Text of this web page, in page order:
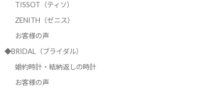
TISSOT（ティソ）
ZENITH（ゼニス）
お客様の声
◆BRIDAL（ブライダル）
婚約時計・結納返しの時計
お客様の声